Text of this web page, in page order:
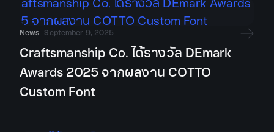
News September 9, 2025
Craftsmanship Co. ได้รางวัล DEmark
Awards 2025 จากผลงาน COTTO
Custom Font